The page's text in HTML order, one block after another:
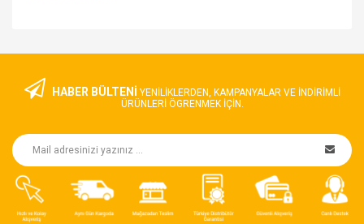
HABER BÜLTENİ YENILIKLERDEN, KAMPANYALAR VE INDIRIMLI
ÜRÜNLERI ÖGRENMEK IÇIN.